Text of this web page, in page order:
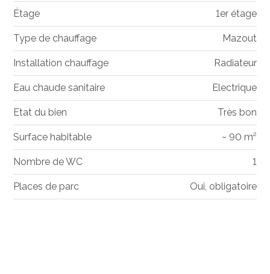
Étage 1er étage
Type de chauffage Mazout
Installation chauffage Radiateur
Eau chaude sanitaire Electrique
Etat du bien Très bon
Surface habitable ~ 90 m²
Nombre de WC 1
Places de parc Oui, obligatoire